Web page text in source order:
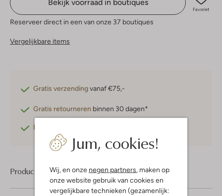
Jum, cookies!
Wij, en onze negen partners , maken op
onze website gebruik van cookies en
vergelijkbare technieken (gezamenlijk:
Bekijk voorraad in boutiques
Favoriet
Reserveer direct in een van onze 37 boutiques
Vergelijkbare items
Gratis verzendingvanaf €75,-
Gratis retourneren binnen 30 dagen*
Betaal achteraf
Product informatie